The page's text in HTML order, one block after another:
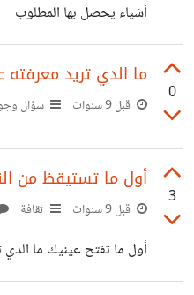
أشياء يحصل بها المطلوب
0
ما الدي تريد
قبل 9 سنوات سؤال
3
أول ما تستيقظ من
قبل 9 سنوات ثقافة
أول ما تفتح عينيك ما الدي